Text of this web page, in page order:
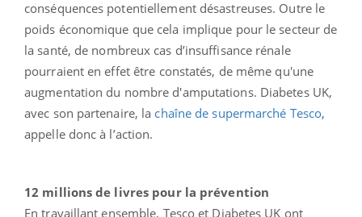
conséquences potentiellement désastreuses. Outre le
poids économique que cela implique pour le secteur de
la santé, de nombreux cas d’insuffisance rénale
pourraient en effet être constatés, de même qu'une
augmentation du nombre d'amputations. Diabetes UK,
avec son partenaire, la chaîne de supermarché Tesco,
appelle donc à l’action.
12 millions de livres pour la prévention
En travaillant ensemble, Tesco et Diabetes UK ont